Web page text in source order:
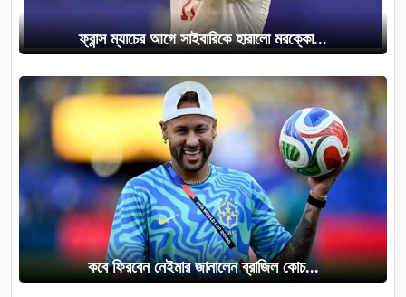
ফ্রান্স ম্যাচের আগে সাইবারিকে হারালো মরক্কো...
কবে ফিরবেন নেইমার জানালেন ব্রাজিল কোচ...